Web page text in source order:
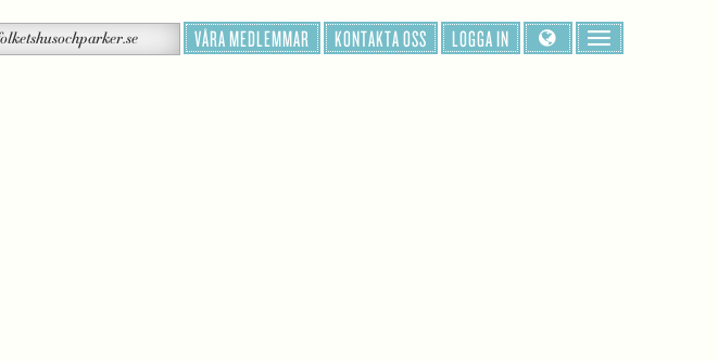
VÅRA MEDLEMMAR KONTAKTA OSS LOGGA IN